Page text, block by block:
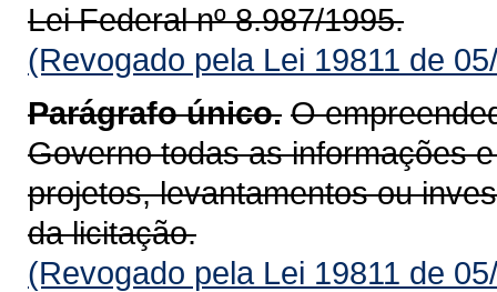
Lei Federal nº 8.987/1995.
(Revogado pela Lei 19811 de
Parágrafo único. O
Governo todas as informações
projetos, levantamentos ou
da licitação.
(Revogado pela Lei 19811 de